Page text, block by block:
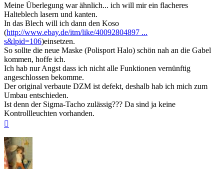
Meine Überlegung war ähnlich... ich will mir ein flacheres
Halteblech lasern und kanten.
In das Blech will ich dann den Koso
(http://www.ebay.de/itm/like/40092804897 ...
s&lpid=106)einsetzen.
So sollte die neue Maske (Polisport Halo) schön nah an die Gabel
kommen, hoffe ich.
Ich hab nur Angst dass ich nicht alle Funktionen vernünftig
angeschlossen bekomme.
Der original verbaute DZM ist defekt, deshalb hab ich mich zum
Umbau entschieden.
Ist denn der Sigma-Tacho zulässig??? Da sind ja keine
Kontrollleuchten vorhanden.